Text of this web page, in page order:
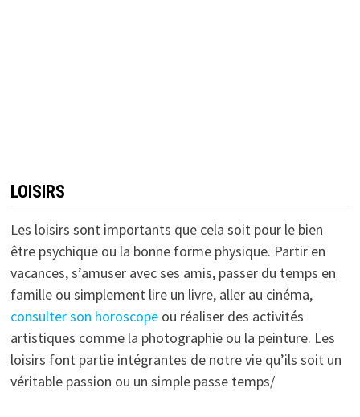
LOISIRS
Les loisirs sont importants que cela soit pour le bien
être psychique ou la bonne forme physique. Partir en
vacances, s’amuser avec ses amis, passer du temps en
famille ou simplement lire un livre, aller au cinéma,
consulter son horoscopeou réaliser des activités
artistiques comme la photographie ou la peinture. Les
loisirs font partie intégrantes de notre vie qu’ils soit un
véritable passion ou un simple passe temps/